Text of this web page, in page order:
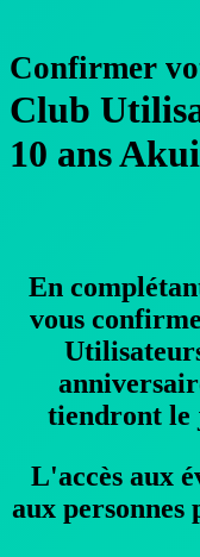
Confirmer
Club
10 ans
En
vous
tiendront le
L'accès aux
aux personnes